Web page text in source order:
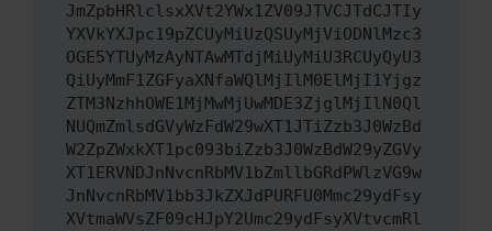
JmZpbHRlclsxXVt2YWx1ZV09JTVCJTdCJTIy
YXVkYXJpc19pZCUyMiUzQSUyMjViODNlMzc3
OGE5YTUyMzAyNTAwMTdjMiUyMiU3RCUyQyU3
QiUyMmF1ZGFyaXNfaWQlMjIlM0ElMjI1Yjgz
ZTM3NzhhOWE1MjMwMjUwMDE3ZjglMjIlN0Ql
NUQmZmlsdGVyWzFdW29wXT1JTiZzb3J0WzBd
W2ZpZWxkXT1pc093biZzb3J0WzBdW29yZGVy
XT1ERVNDJnNvcnRbMV1bZmllbGRdPWlzVG9w
JnNvcnRbMV1bb3JkZXJdPURFU0Mmc29ydFsy
XVtmaWVsZF09cHJpY2Umc29ydFsyXVtvcmRl